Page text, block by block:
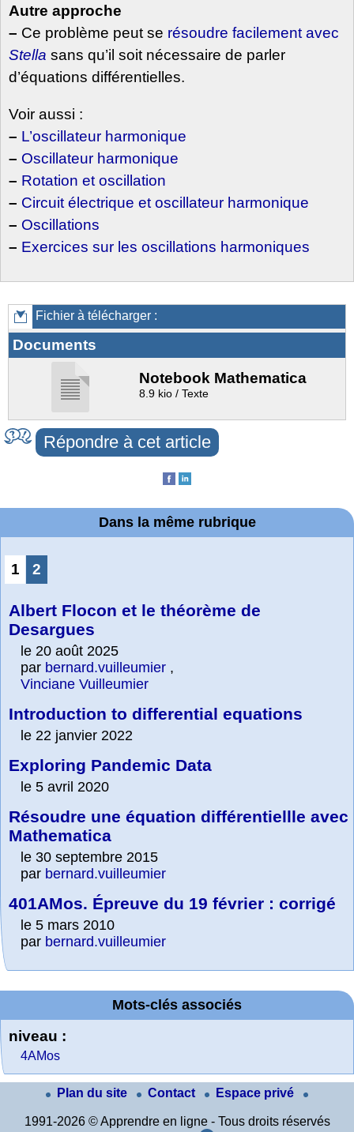
Autre approche
– Ce problème peut se résoudre facilement avec
Stella sans qu’il soit nécessaire de parler
d’équations différentielles.
Voir aussi :
– L’oscillateur harmonique
– Oscillateur harmonique
– Rotation et oscillation
– Circuit électrique et oscillateur harmonique
– Oscillations
– Exercices sur les oscillations harmoniques
Fichier à télécharger :
Documents
Notebook Mathematica
8.9 kio / Texte
Répondre à cet article
Dans la même rubrique
1 2
Albert Flocon et le théorème de
Desargues
le 20 août 2025
par bernard.vuilleumier ,
Vinciane Vuilleumier
Introduction to differential equations
le 22 janvier 2022
Exploring Pandemic Data
le 5 avril 2020
Résoudre une équation différentiellle avec
Mathematica
le 30 septembre 2015
par bernard.vuilleumier
401AMos. Épreuve du 19 février : corrigé
le 5 mars 2010
par bernard.vuilleumier
Mots-clés associés
niveau :
4AMos
Plan du site Contact Espace privé
1991-2026 © Apprendre en ligne - Tous droits réservés